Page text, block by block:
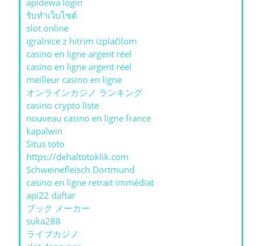
apidewa login
รับทําเว็บไซต์
slot online
igralnice z hitrim izplačilom
casino en ligne argent réel
casino en ligne argent réel
meilleur casino en ligne
オンラインカジノ ランキング
casino crypto liste
nouveau casino en ligne france
kapalwin
Situs toto
https://dehaltotoklik.com
Schweinefleisch Dortmund
casino en ligne retrait immédiat
api22 daftar
ブック メーカー
suka288
ライブカジノ